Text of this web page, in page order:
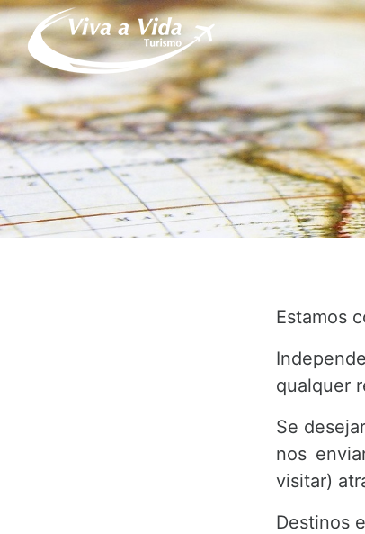
Estamos
qualquer
Se
nos
visitar)
Destinos